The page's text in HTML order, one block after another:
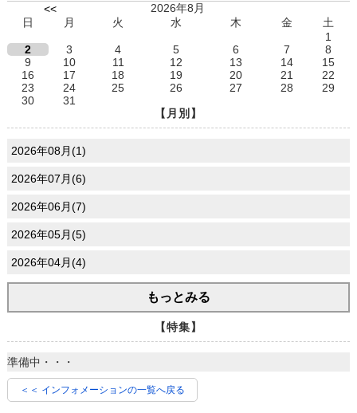
<<
2026年8月
日
月 火 水 木 金
土
1
2
3 4 5 6 7
8
9
10 11 12 13 14
15
16
17 18 19 20 21
22
23
24 25 26 27 28
29
30
31
【月別】
2026年08月(1)
2026年07月(6)
2026年06月(7)
2026年05月(5)
2026年04月(4)
もっとみる
【特集】
準備中・・・
＜＜ インフォメーションの一覧へ戻る